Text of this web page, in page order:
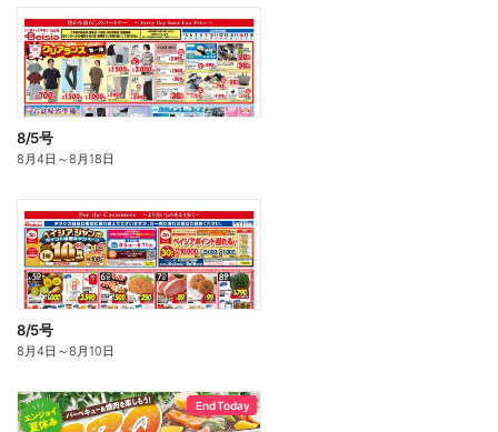
8/5号
8月4日 ～8月18日
8/5号
8月4日 ～8月10日
End Today